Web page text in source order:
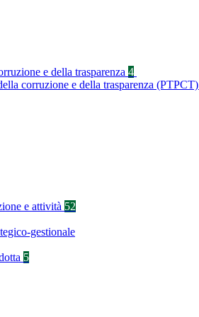
e della trasparenza 4
corruzione e della trasparenza (PTPCT)
e attività 52
gestionale
5